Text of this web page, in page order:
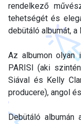
rendelkező
tehetségét és
debütáló albumát, a
Az albumon olyan
PARISI (aki
Siával és Kelly
producere), angol
Debütáló albumán